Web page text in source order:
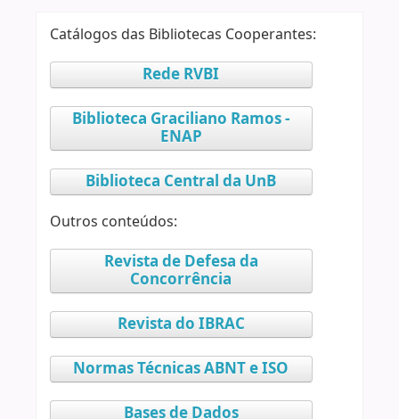
Catálogos das Bibliotecas Cooperantes:
Rede RVBI
Biblioteca Graciliano Ramos -
ENAP
Biblioteca Central da UnB
Outros conteúdos:
Revista de Defesa da
Concorrência
Revista do IBRAC
Normas Técnicas ABNT e ISO
Bases de Dados